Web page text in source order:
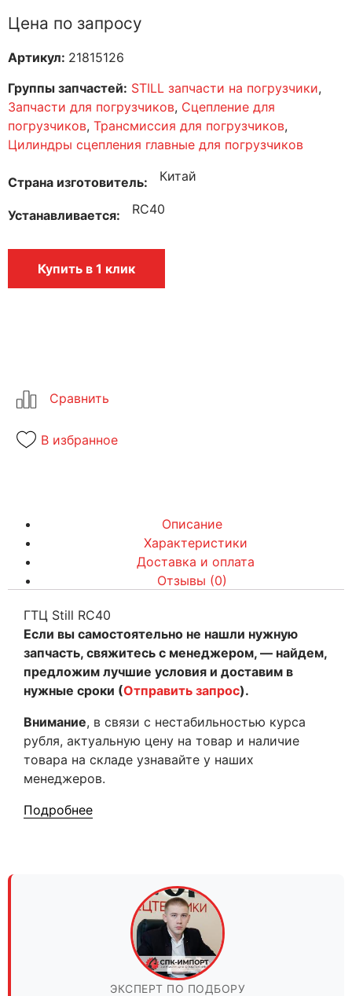
Цена по запросу
Артикул: 21815126
Группы запчастей: STILL запчасти на погрузчики,
Запчасти для погрузчиков, Сцепление для
погрузчиков, Трансмиссия для погрузчиков,
Цилиндры сцепления главные для погрузчиков
Страна изготовитель Китай
Устанавливается RC40
Купить в 1 клик
В избранное
Описание
Характеристики
Доставка и оплата
Отзывы (0)
ГТЦ Still RC40
Если вы самостоятельно не нашли нужную
запчасть, свяжитесь с менеджером, — найдем,
предложим лучшие условия и доставим в
нужные сроки (Отправить запрос).
Внимание, в связи с нестабильностью курса
рубля, актуальную цену на товар и наличие
товара на складе узнавайте у наших
менеджеров.
Подробнее
ЭКСПЕРТ ПО ПОДБОРУ